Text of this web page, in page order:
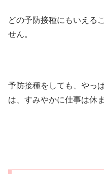
どの予防接種にもいえる
せん。
予防接種をしても、やっ
は、すみやかに仕事は休